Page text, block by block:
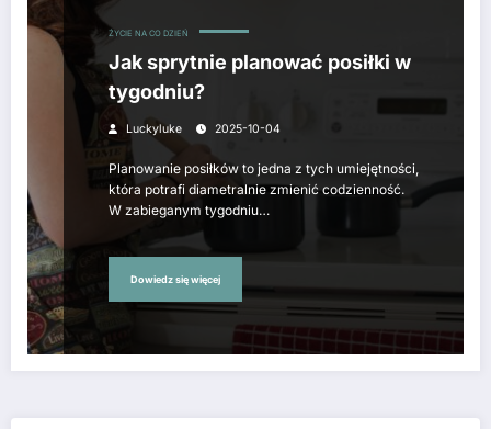
ŻYCIE NA CO DZIEŃ
Jak sprytnie planować posiłki w
tygodniu?
Luckyluke 2025-10-04
Planowanie posiłków to jedna z tych umiejętności,
która potrafi diametralnie zmienić codzienność.
W zabieganym tygodniu…
Dowiedz się więcej